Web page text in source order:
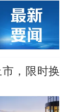
，限时换